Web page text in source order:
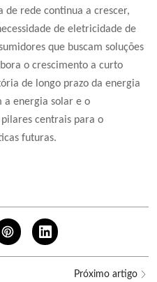
de rede continua a crescer,
de eletricidade de
que buscam soluções
o crescimento a curto
de longo prazo da energia
a energia solar e o
centrais para o
futuras.
Próximo artigo